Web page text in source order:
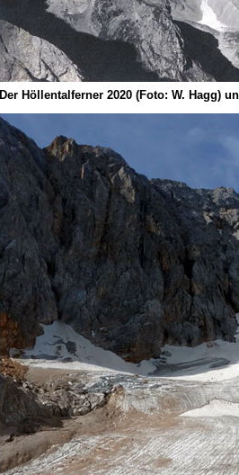
Der Höllentalferner 2020 (Foto: W. Hagg)